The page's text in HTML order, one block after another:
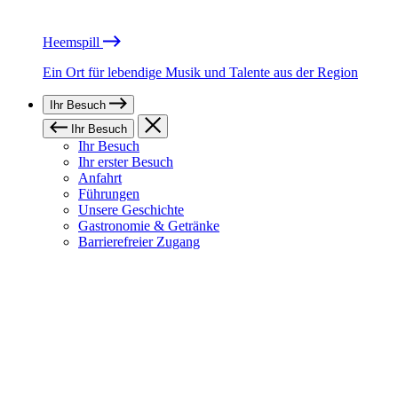
Heemspill
Ein Ort für lebendige Musik und Talente aus der Region
Ihr Besuch
Ihr Besuch
Ihr Besuch
Ihr erster Besuch
Anfahrt
Führungen
Unsere Geschichte
Gastronomie & Getränke
Barrierefreier Zugang